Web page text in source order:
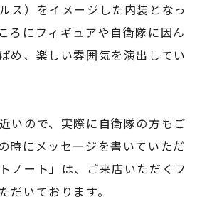
ス）をイメージした内装となっ
ろにフィギュアや自衛隊に因ん
め、楽しい雰囲気を演出してい
いので、実際に自衛隊の方もご
時にメッセージを書いていただ
ノート」は、ご来店いただくフ
だいております。